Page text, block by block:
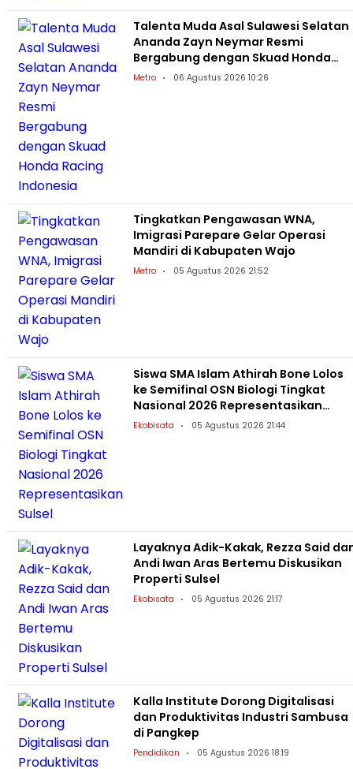
Talenta Muda Asal Sulawesi Selatan
Ananda Zayn Neymar Resmi
Bergabung dengan Skuad Honda
Racing Indonesia
Metro 06 Agustus 2026 10:26
Tingkatkan Pengawasan WNA,
Imigrasi Parepare Gelar Operasi
Mandiri di Kabupaten Wajo
Metro 05 Agustus 2026 21:52
Siswa SMA Islam Athirah Bone Lolos
ke Semifinal OSN Biologi Tingkat
Nasional 2026 Representasikan
Sulsel
Ekobisata 05 Agustus 2026 21:44
Layaknya Adik-Kakak, Rezza Said
Andi Iwan Aras Bertemu Diskusikan
Properti Sulsel
Ekobisata 05 Agustus 2026 21:17
Kalla Institute Dorong Digitalisasi
dan Produktivitas Industri Sambusa
di Pangkep
Pendidikan 05 Agustus 2026 18:19